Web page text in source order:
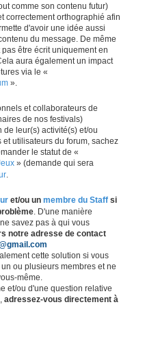
comme son contenu futur)
correctement orthographié afin
d'avoir une idée aussi
du message. De même
être écrit uniquement en
aura également un impact
via le «
».
et collaborateurs de
de nos festivals)
leur(s) activité(s) et/ou
utilisateurs du forum, sachez
le statut de «
» (demande qui sera
et/ou un membre du Staff si
. D'une manière
savez pas à qui vous
notre adresse de contact
cette solution si vous
ou plusieurs membres et ne
même.
et/ou d'une question relative
adressez-vous directement à